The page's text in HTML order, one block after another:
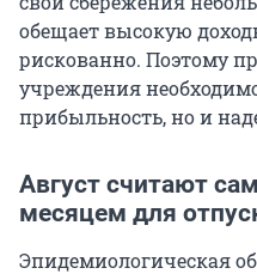
обещает высокую
рискованно. Поэтому
учреждения
прибыльность, но и
Август считают
месяцем для
Эпидемиологическая